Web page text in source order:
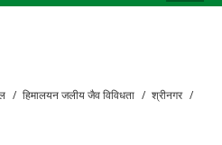
हिमालयन जलीय जैव विविधता
श्रीनगर